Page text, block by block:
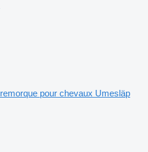
remorque pour chevaux Umesläp